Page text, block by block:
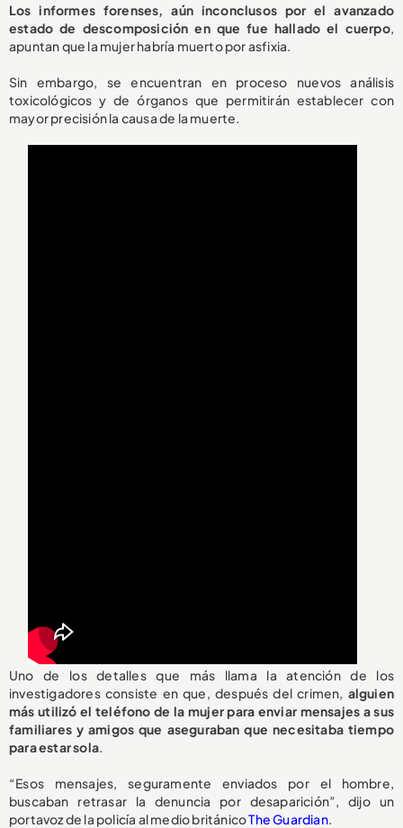
Los informes forenses, aún inconclusos por el avanzado
estado de descomposición en que fue hallado el cuerpo,
apuntan que la mujer habría muerto por asfixia.
Sin embargo, se encuentran en proceso nuevos análisis
toxicológicos y de órganos que permitirán establecer con
mayor precisión la causa de la muerte.
Uno de los detalles que más llama la atención de los
investigadores consiste en que, después del crimen, alguien
más utilizó el teléfono de la mujer para enviar mensajes a sus
familiares y amigos que aseguraban que necesitaba tiempo
para estar sola.
“Esos mensajes, seguramente enviados por el hombre,
buscaban retrasar la denuncia por desaparición”, dijo un
portavoz de la policía al medio británicoThe Guardian.